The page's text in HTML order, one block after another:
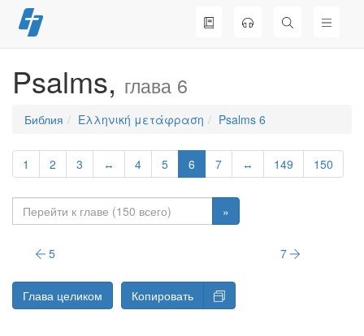
Перейти
к
Psalms, глава 6
Библия Ελληνική μετάφραση Psalms 6
1 2 3 ↔ 4 5 6 7 ↔ 149 150
»
5 7
Глава целиком Копировать